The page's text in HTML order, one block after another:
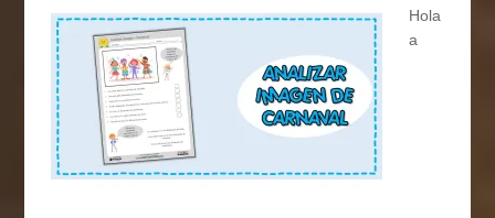
Hola
a